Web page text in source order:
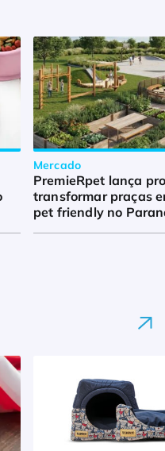
Mercado
PremieRpet lança
transformar praças
pet friendly no